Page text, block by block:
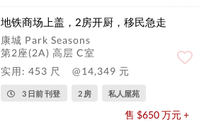
地铁商场上盖，2房开厨，移民急走
康城 Park Seasons
第2座(2A) 高层 C室
实用: 453 尺
@14,349 元
3 日前 刊登 2 房 私人屋苑
售 $650 万元 +